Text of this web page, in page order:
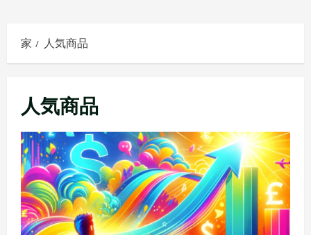
家 人気商品
人気商品